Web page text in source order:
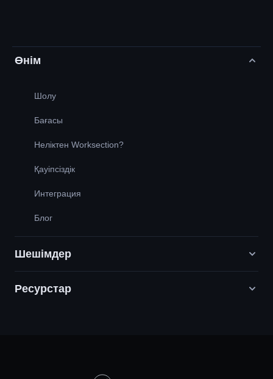
Өнім
Шолу
Бағасы
Неліктен Worksection?
Қауіпсіздік
Интеграция
Блог
Шешімдер
Цифрлық маркетинг агенттіктері
Ресурстар